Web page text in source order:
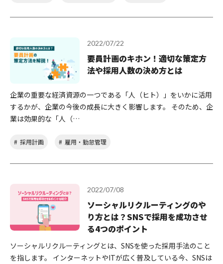
2022/07/22
要員計画のキホン！適切な策定方
法や採用人数の決め方とは
企業の重要な経済資源の一つである「人（ヒト）」をいかに活用
するかが、企業の今後の成長に大きく影響します。 そのため、企
業は効果的な「人（…
採用計画 雇用・勤怠管理
2022/07/08
ソーシャルリクルーティングのや
り方とは？SNSで採用を成功させ
る4つのポイント
ソーシャルリクルーティングとは、SNSを使った採用手法のこと
を指します。 インターネットやITが広く普及している今、SNSは